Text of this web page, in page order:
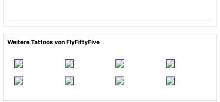
Weitere Tattoos von FlyFiftyFive